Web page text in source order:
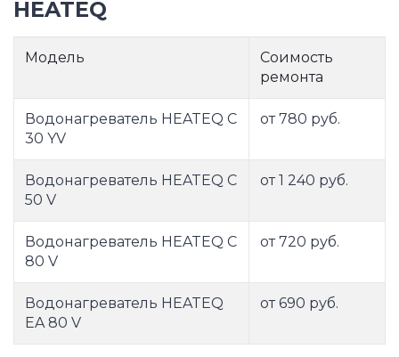
HEATEQ
Модель
Соимость
ремонта
Водонагреватель HEATEQ C
30 YV
от 780 руб.
Водонагреватель HEATEQ C
50 V
от 1 240 руб.
Водонагреватель HEATEQ C
80 V
от 720 руб.
Водонагреватель HEATEQ
EA 80 V
от 690 руб.